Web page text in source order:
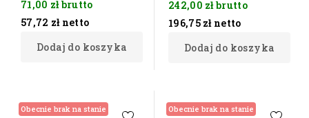
71,00 złbrutto
57,72 zł netto
Dodaj do koszyka
242,00 złbrutto
196,75 zł netto
Dodaj do koszyka
Obecnie brak na stanie Obecnie brak na stanie